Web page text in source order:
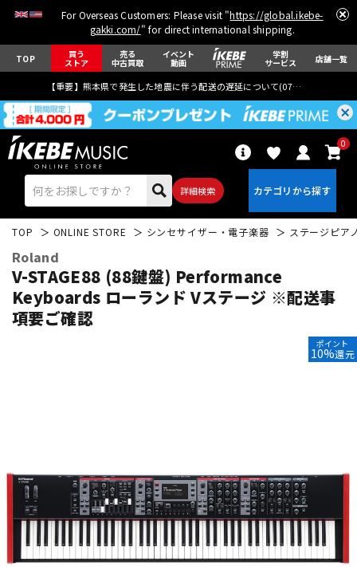
For Overseas Customers: Please visit "https://global.ikebe-
gakki.com/" for direct international shipping.
TOP 買う
ストア
売る
中古買取
イベント
動画
学割
サービス 店舗一覧
【重要】熊本県で発生した地震に伴う配送の遅延について(07月29日
詳細検索
0
エレキギター
キーボード 電子ピアノ
TOP ONLINE STORE シンセサイザー・電子楽器 ステージピア
Roland
V-STAGE88 (88鍵盤) Performance
Keyboards ローランド Vステージ ※配送事
項要ご確認
ポイント
10%還元